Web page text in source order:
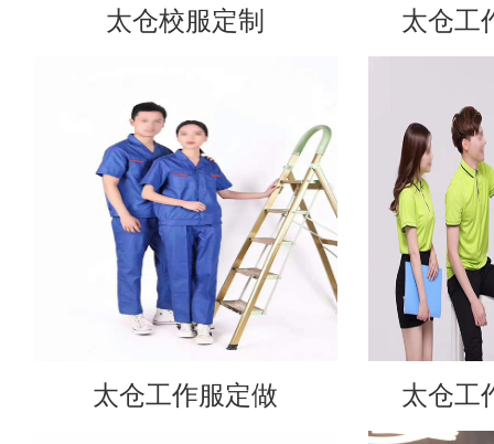
太仓校服定制 太仓工
太仓工作服定做 太仓工